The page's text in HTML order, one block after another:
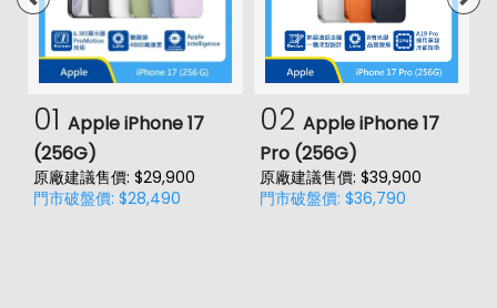
01 Apple iPhone 17
(256G)
原廠建議售價: $29,900
門市破盤價: $28,490
02 Apple iPhone 17
Pro (256G)
原廠建議售價: $39,900
門市破盤價: $36,790